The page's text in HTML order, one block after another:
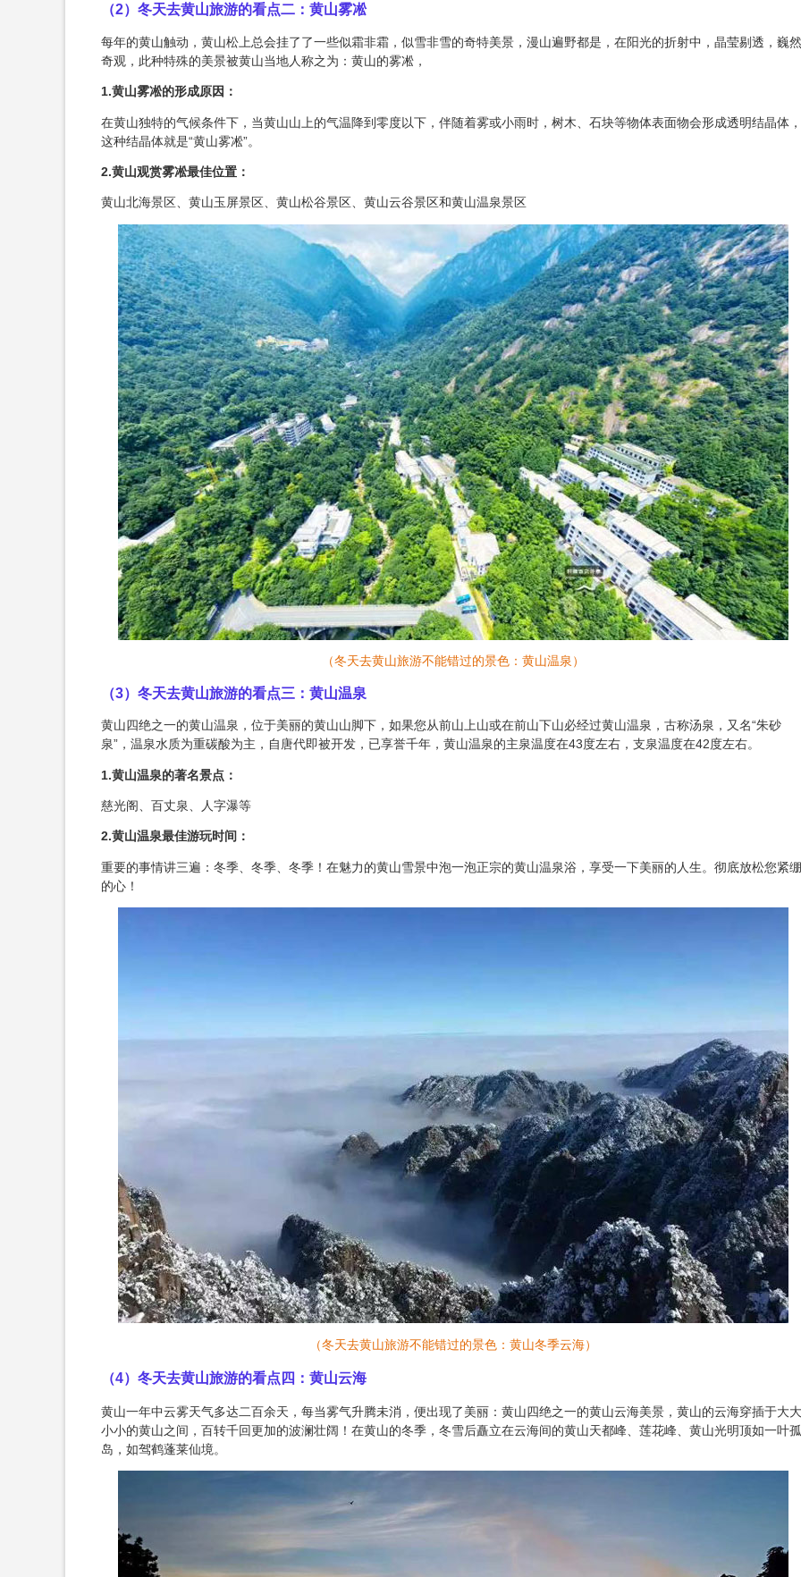
（2）冬天去黄山旅游的看点二：黄山雾凇
每年的黄山触动，黄山松上总会挂了了一些似霜非霜，似雪非雪的奇特美景，漫山遍野都是，在阳光的折射中，晶莹剔透，巍然
奇观，此种特殊的美景被黄山当地人称之为：黄山的雾凇，
1.黄山雾凇的形成原因：
在黄山独特的气候条件下，当黄山山上的气温降到零度以下，伴随着雾或小雨时，树木、石块等物体表面物会形成透明结晶体，
这种结晶体就是“黄山雾凇”。
2.黄山观赏雾凇最佳位置：
黄山北海景区、黄山玉屏景区、黄山松谷景区、黄山云谷景区和黄山温泉景区
（冬天去黄山旅游不能错过的景色：黄山温泉）
（3）冬天去黄山旅游的看点三：黄山温泉
黄山四绝之一的黄山温泉，位于美丽的黄山山脚下，如果您从前山上山或在前山下山必经过黄山温泉，古称汤泉，又名“朱砂
泉”，温泉水质为重碳酸为主，自唐代即被开发，已享誉千年，黄山温泉的主泉温度在43度左右，支泉温度在42度左右。
1.黄山温泉的著名景点：
慈光阁、百丈泉、人字瀑等
2.黄山温泉最佳游玩时间：
重要的事情讲三遍：冬季、冬季、冬季！在魅力的黄山雪景中泡一泡正宗的黄山温泉浴，享受一下美丽的人生。彻底放松您紧绷
的心！
（冬天去黄山旅游不能错过的景色：黄山冬季云海）
（4）冬天去黄山旅游的看点四：黄山云海
黄山一年中云雾天气多达二百余天，每当雾气升腾未消，便出现了美丽：黄山四绝之一的黄山云海美景，黄山的云海穿插于大大
小小的黄山之间，百转千回更加的波澜壮阔！在黄山的冬季，冬雪后矗立在云海间的黄山天都峰、莲花峰、黄山光明顶如一叶孤
岛，如驾鹤蓬莱仙境。